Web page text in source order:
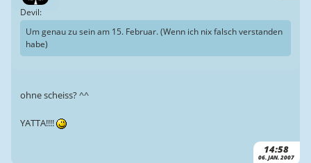
14:58
06. JAN. 2007
Devil:
Um genau zu sein am 15. Februar. (Wenn ich nix falsch verstanden
habe)
ohne scheiss? ^^
YATTA!!!!